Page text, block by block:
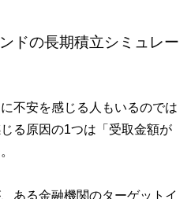
ドの長期積立シミュレー
不安を感じる人もいるのでは
る原因の1つは「受取金額が
ある金融機関のターゲットイ